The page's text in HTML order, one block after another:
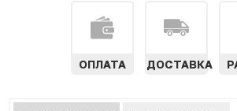
ОПЛАТА ДОСТАВКА